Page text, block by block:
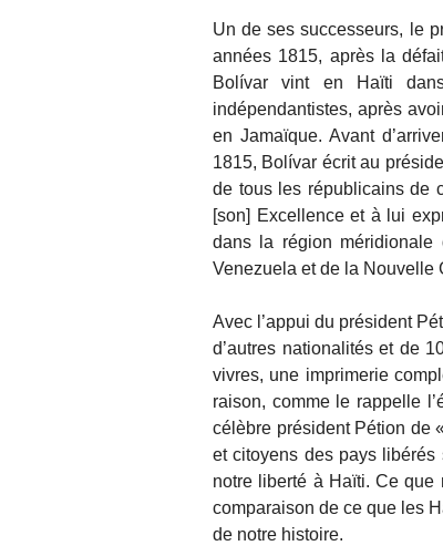
Un de ses successeurs, le
années 1815, après la
Bolívar vint en Haïti
indépendantistes, après
en Jamaïque. Avant
1815, Bolívar écrit au
de tous les républicains de
[son] Excellence et à lui
dans la région méridionale
Venezuela et de la Nouvelle
Avec l’appui du président
d’autres nationalités et de
vivres, une imprimerie
raison, comme le rappelle
célèbre président Pétion de
et citoyens des pays
notre liberté à Haïti. Ce que
comparaison de ce que les
de notre histoire.